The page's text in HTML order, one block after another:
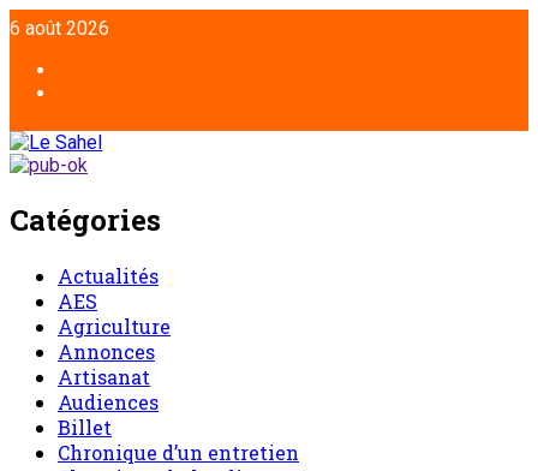
6 août 2026
Catégories
Actualités
AES
Agriculture
Annonces
Artisanat
Audiences
Billet
Chronique d’un entretien